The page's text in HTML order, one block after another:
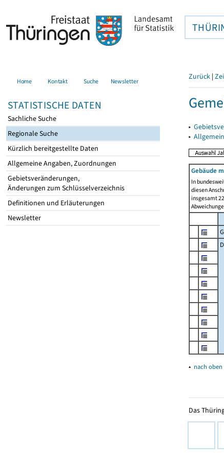
Home Kontakt Suche Newsletter
STATISTISCHE DATEN
Sachliche Suche
Regionale Suche
Kürzlich bereitgestellte Daten
Allgemeine Angaben, Zuordnungen
Gebietsveränderungen,
Änderungen zum Schlüsselverzeichnis
Definitionen und Erläuterungen
Newsletter
Zurück |
▸
▸
Gebäude
In
diesen
insgesamt
▴ nach oben
Das